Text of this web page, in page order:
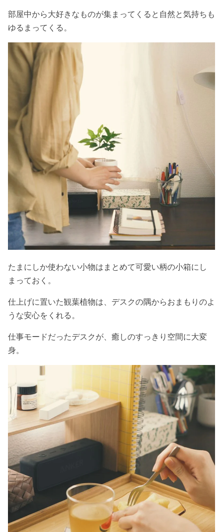
部屋中から大好きなものが集まってくると自然と気持ちも
ゆるまってくる。
たまにしか使わない小物はまとめて可愛い柄の小箱にし
まっておく。
仕上げに置いた観葉植物は、デスクの隅からおまもりのよ
うな安心をくれる。
仕事モードだったデスクが、癒しのすっきり空間に大変
身。